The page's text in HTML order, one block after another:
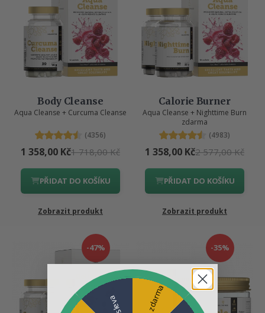
Body Cleanse
Aqua Cleanse + Curcuma Cleanse
(4356)
1 358,00 Kč1 718,00 Kč
PŘIDAT DO KOŠÍKU
Zobrazit produkt
Calorie Burner
Aqua Cleanse + Nighttime Burn
zdarma
(4983)
1 358,00 Kč2 577,00 Kč
PŘIDAT DO KOŠÍKU
Zobrazit produkt
-47% -35%